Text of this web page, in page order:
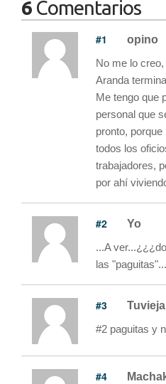
6 Comentarios
#1 opino
No me lo
Aranda
Me tengo que
personal que
pronto,
todos los
trabajadores,
por ahí
#2 Yo
...A
las
#3 Tuvieja
#2 paguitas y
#4